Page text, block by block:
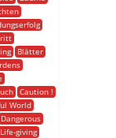
Blätter
Caution !
World
Dangerous
giving